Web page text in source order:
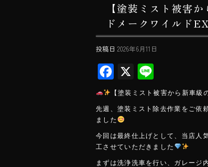
【塗装ミスト被害
ドメークワイルド
投稿日 2026年6月11日
F
ac
e
b
o
ok
X
ne
【塗装ミスト被害から新車
先週、塗装ミスト除去作業をご依
ました
今回は最終仕上げとして、当店人
工させていただきました
まずは洗浄洗車を行い、ガレージ